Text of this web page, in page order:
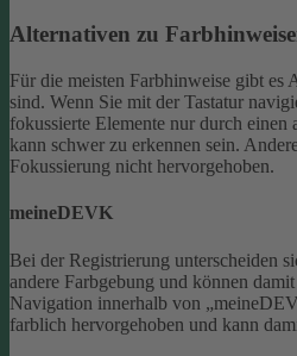
Alternativen zu
Für die meisten Farbhinweise gibt es
sind. Wenn Sie mit der Tastatur
fokussierte Elemente nur durch einen
kann schwer zu erkennen sein.
Fokussierung nicht hervorgehoben.
meineDEVK
Bei der Registrierung unterscheiden
andere Farbgebung und können
Navigation innerhalb von
farblich hervorgehoben und kann